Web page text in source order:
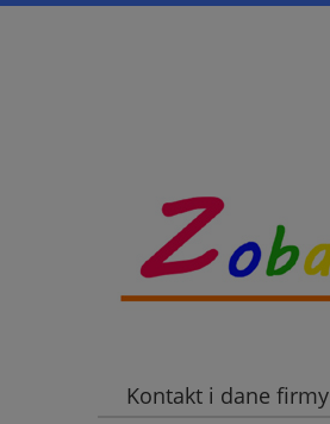
Kontakt i dane firmy